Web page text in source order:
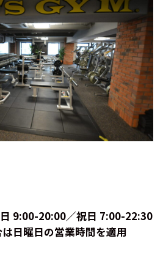
9:00-20:00／祝日 7:00-22:30
日曜日の営業時間を適用